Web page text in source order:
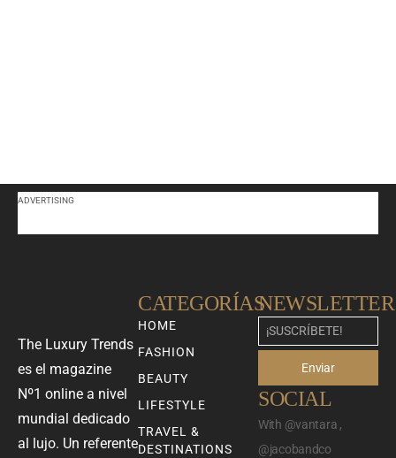
ADVERTISING
The Luxury Trends
es el magazine
Nº1 online a nivel
mundial dedicado
al lujo. Un referente
CATEGORÍAS
HOME
FASHION
BEAUTY
LIFESTYLE
TRAVEL &
DESTINATIONS
NEWSLETTER
Enviar
SOCIAL
With @vantara ,
@jacobandco